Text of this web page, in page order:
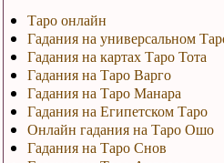
Таро онлайн
Гадания на универсальном
Гадания на картах Таро Тота
Гадания на Таро Варго
Гадания на Таро Манара
Гадания на Египетском Таро
Онлайн гадания на Таро Ошо
Гадания на Таро Снов